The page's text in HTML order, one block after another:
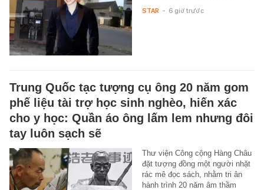
STAR - 6 giờ trước
Trung Quốc tạc tượng cụ ông 20 năm gom
phế liệu tài trợ học sinh nghèo, hiến xác
cho y học: Quần áo ông lấm lem nhưng đôi
tay luôn sạch sẽ
Thư viện Công cộng Hàng Châu
đặt tượng đồng một người nhặt
rác mê đọc sách, nhằm tri ân
hành trình 20 năm âm thầm